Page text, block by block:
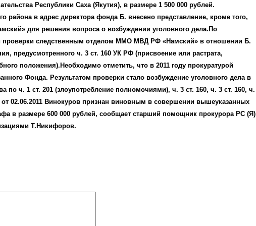
Республики Саха (Якутия), в размере 1 500 000 рублей.
района в адрес директора фонда Б. внесено представление, кроме того,
для решения вопроса о возбуждении уголовного дела.По
проверки следственным отделом ММО МВД РФ «Намский» в отношении Б.
предусмотренного ч. 3 ст. 160 УК РФ (присвоение или растрата,
положения).Необходимо отметить, что в 2011 году прокуратурой
Фонда. Результатом проверки стало возбуждение уголовного дела в
ч. 1 ст. 201 (злоупотребление полномочиями), ч. 3 ст. 160, ч. 3 ст. 160, ч.
02.06.2011 Винокуров признан виновным в совершении вышеуказанных
в размере 600 000 рублей, сообщает старший помощник прокурора РС (Я)
Т.Никифоров.